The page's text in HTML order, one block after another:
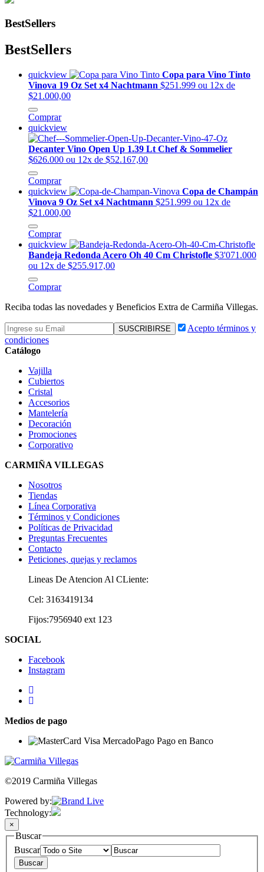
BestSellers
BestSellers
quickview
Copa para Vino Tinto
Vinova 19 Oz Set x4 Nachtmann $251.999 ou 12x de
$21.000,00
Comprar
quickview
Decanter Vino Open Up 1.39 Lt Chef & Sommelier
$626.000 ou 12x de $52.167,00
Comprar
quickview
Copa de Champán
Vinova 9 Oz Set x4 Nachtmann $251.999 ou 12x de
$21.000,00
Comprar
quickview
Bandeja Redonda Acero Oh 40 Cm Christofle $3'071.000
ou 12x de $255.917,00
Comprar
Reciba todas las novedades y Beneficios Extra de Carmiña Villegas.
Acepto términos y
condiciones
Catálogo
Vajilla
Cubiertos
Cristal
Accesorios
Mantelería
Decoración
Promociones
Corporativo
CARMIÑA VILLEGAS
Nosotros
Tiendas
Línea Corporativa
Términos y Condiciones
Políticas de Privacidad
Preguntas Frecuentes
Contacto
Peticiones, quejas y reclamos
Lineas De Atencion Al CLiente:
Cel: 3163419134
Fijos:7956940 ext 123
SOCIAL
Facebook
Instagram
Medios de pago
©2019 Carmiña Villegas
Powered by:
Technology:
×
Buscar
Buscar